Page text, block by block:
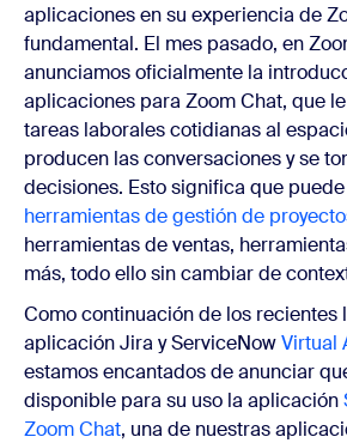
aplicaciones en su experiencia de
fundamental. El mes pasado, en
anunciamos oficialmente la
aplicaciones para Zoom Chat, que
tareas laborales cotidianas al
producen las conversaciones y se
decisiones. Esto significa que
herramientas de gestión de
herramientas de ventas,
más, todo ello sin cambiar de
Como continuación de los recientes
aplicación Jira y ServiceNowVirtual
estamos encantados de anunciar
disponible para su uso la aplicación
Zoom Chat, una de nuestras